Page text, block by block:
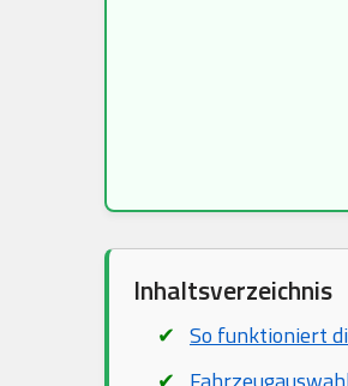
Inhaltsverzeichnis
So funktioniert